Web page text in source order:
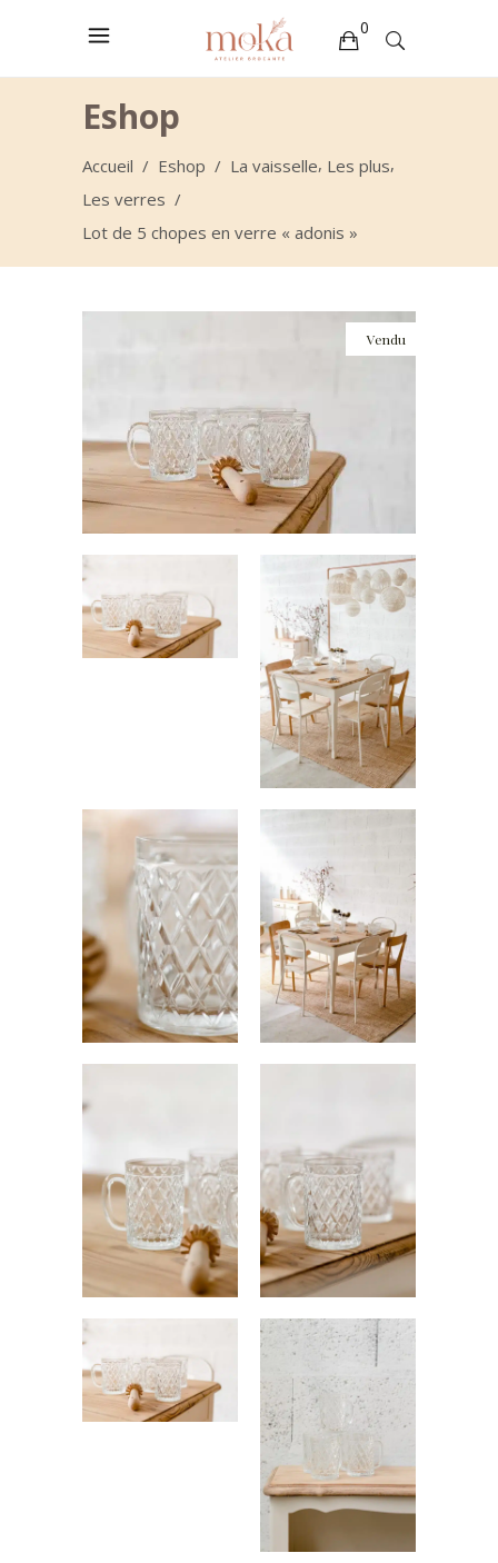
0
Eshop
Accueil / Eshop / La vaisselle, Les plus,
Les verres /
Lot de 5 chopes en verre « adonis »
Vendu